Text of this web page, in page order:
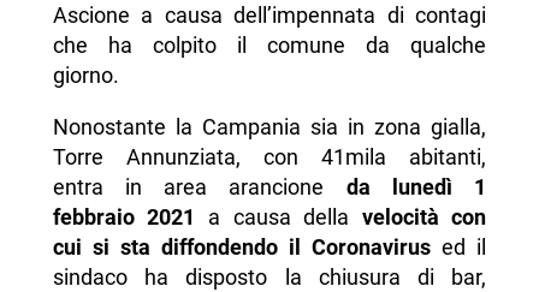
Ascione a causa dell’impennata di contagi
che ha colpito il comune da qualche
giorno.
Nonostante la Campania sia in zona gialla,
Torre Annunziata, con 41mila abitanti,
entra in area arancione da lunedì 1
febbraio 2021
a causa della velocità con
cui si sta diffondendo il Coronavirus ed il
sindaco ha disposto la chiusura di bar,